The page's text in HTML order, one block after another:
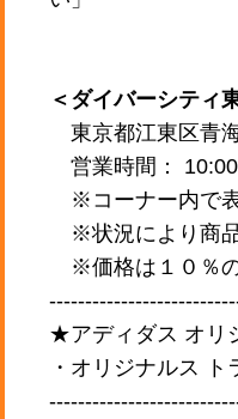
＜ダイバーシティ
東京都江東区青
営業時間：
※コーナー内で表
※状況により商品
※価格は１０％
★アディダス オリ
・オリジナルス